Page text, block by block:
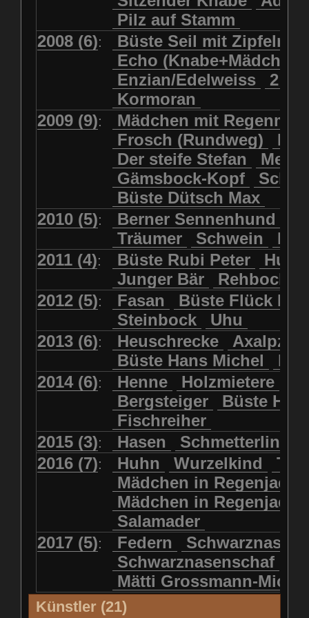
Pilz auf Stamm
2008 (6):
Büste Seil mit
Echo
Enzian/Edelweiss
2
Kormoran
2009 (9):
Mädchen mit
Frosch (Rundweg)
Der steife Stefan
Gämsbock-Kopf
Büste Dütsch Max
2010 (5): Berner Sennenhund
Träumer
Schwein
2011 (4): Büste Rubi Peter
Junger Bär
2012 (5): Fasan
Büste Flück
Steinbock
Uhu
2013 (6): Heuschrecke
Büste Hans Michel
2014 (6): Henne Holzmietere
Bergsteiger
Büste HP
Fischreiher
2015 (3): Hasen Schmetterlinge
2016 (7): Huhn Wurzelkind
Mädchen in
Mädchen in Regenjacke
Salamader
2017 (5): Federn
Schwarznasenschaf
Mätti Grossmann-
Künstler (21)